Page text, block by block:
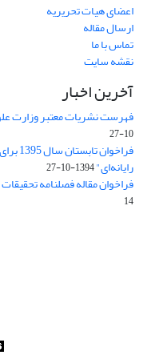
اعضای هیات تحریریه
ارسال مقاله
تماس با ما
نقشه سایت
آخرین اخبار
فهرست نشریات معتبر وزارت
10-27
رایانه‌ای"1394-10-27
فراخوان مقاله فصلنامه تحقیقات
14